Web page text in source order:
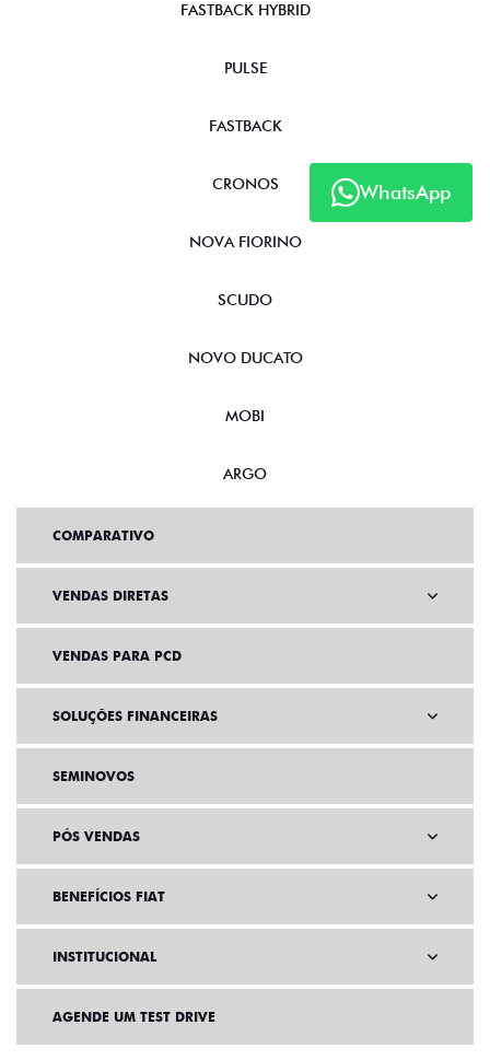
WhatsApp
FASTBACK HYBRID
PULSE
FASTBACK
CRONOS
NOVA FIORINO
SCUDO
NOVO DUCATO
MOBI
ARGO
COMPARATIVO
VENDAS DIRETAS
VENDAS PARA PCD
SOLUÇÕES FINANCEIRAS
SEMINOVOS
PÓS VENDAS
BENEFÍCIOS FIAT
INSTITUCIONAL
AGENDE UM TEST DRIVE